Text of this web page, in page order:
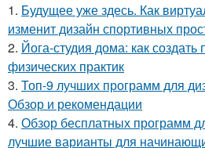
1. Будущее уже здесь. Как
изменит дизайн спортивных
2. Йога-студия дома: как создать
физических практик
3. Топ-9 лучших программ для
Обзор и рекомендации
4. Обзор бесплатных программ
лучшие варианты для